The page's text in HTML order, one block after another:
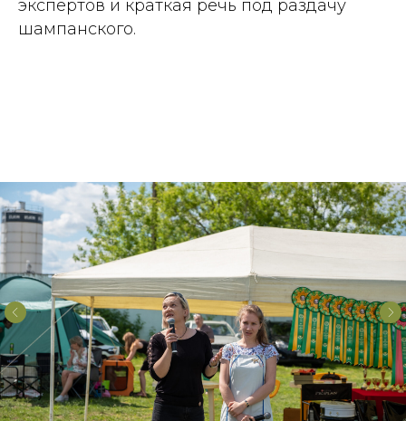
экспертов и краткая речь под раздачу
шампанского.